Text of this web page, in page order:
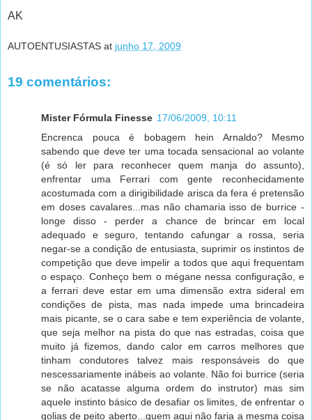
AK
AUTOENTUSIASTAS at junho 17, 2009
19 comentários:
Mister Fórmula Finesse 17/06/2009, 10:11
Encrenca pouca é bobagem hein Arnaldo? Mesmo
sabendo que deve ter uma tocada sensacional ao volante
(é só ler para reconhecer quem manja do assunto),
enfrentar uma Ferrari com gente reconhecidamente
acostumada com a dirigibilidade arisca da fera é pretensão
em doses cavalares...mas não chamaria isso de burrice -
longe disso - perder a chance de brincar em local
adequado e seguro, tentando cafungar a rossa, seria
negar-se a condição de entusiasta, suprimir os instintos de
competição que deve impelir a todos que aqui frequentam
o espaço. Conheço bem o mégane nessa configuração, e
a ferrari deve estar em uma dimensão extra sideral em
condições de pista, mas nada impede uma brincadeira
mais picante, se o cara sabe e tem experiência de volante,
que seja melhor na pista do que nas estradas, coisa que
muito já fizemos, dando calor em carros melhores que
tinham condutores talvez mais responsáveis do que
nescessariamente inábeis ao volante. Não foi burrice (seria
se não acatasse alguma ordem do instrutor) mas sim
aquele instinto básico de desafiar os limites, de enfrentar o
golias de peito aberto...quem aqui não faria a mesma coisa